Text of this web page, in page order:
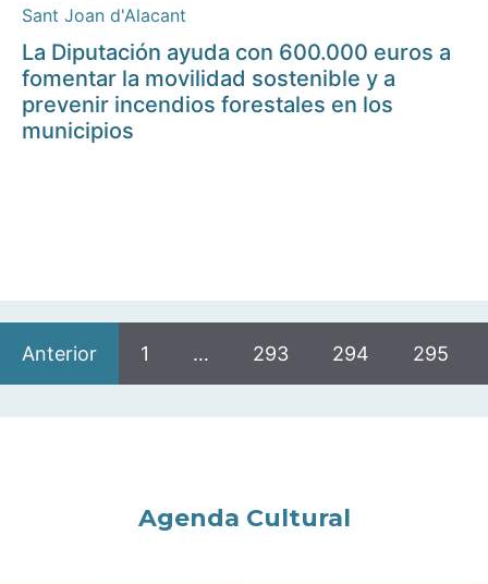
Sant Joan d'Alacant
La Diputación ayuda con 600.000 euros a
fomentar la movilidad sostenible y a
prevenir incendios forestales en los
municipios
Anterior 1 … 293 294 295
Agenda Cultural